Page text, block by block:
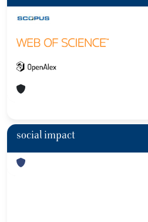
social impact